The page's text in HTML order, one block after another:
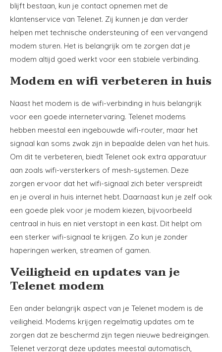
blijft bestaan, kun je contact opnemen met de
klantenservice van Telenet. Zij kunnen je dan verder
helpen met technische ondersteuning of een vervangend
modem sturen. Het is belangrijk om te zorgen dat je
modem altijd goed werkt voor een stabiele verbinding.
Modem en wifi verbeteren in huis
Naast het modem is de wifi-verbinding in huis belangrijk
voor een goede internetervaring. Telenet modems
hebben meestal een ingebouwde wifi-router, maar het
signaal kan soms zwak zijn in bepaalde delen van het huis.
Om dit te verbeteren, biedt Telenet ook extra apparatuur
aan zoals wifi-versterkers of mesh-systemen. Deze
zorgen ervoor dat het wifi-signaal zich beter verspreidt
en je overal in huis internet hebt. Daarnaast kun je zelf ook
een goede plek voor je modem kiezen, bijvoorbeeld
centraal in huis en niet verstopt in een kast. Dit helpt om
een sterker wifi-signaal te krijgen. Zo kun je zonder
haperingen werken, streamen of gamen.
Veiligheid en updates van je
Telenet modem
Een ander belangrijk aspect van je Telenet modem is de
veiligheid. Modems krijgen regelmatig updates om te
zorgen dat ze beschermd zijn tegen nieuwe bedreigingen.
Telenet verzorgt deze updates meestal automatisch,